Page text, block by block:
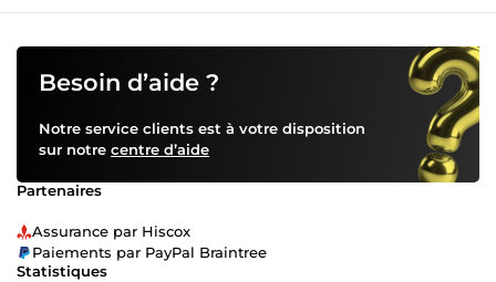
Besoin d’aide ?
Notre service clients est à votre disposition
sur notre centre d’aide
Partenaires
Assurance par Hiscox
Paiements par PayPal Braintree
Statistiques